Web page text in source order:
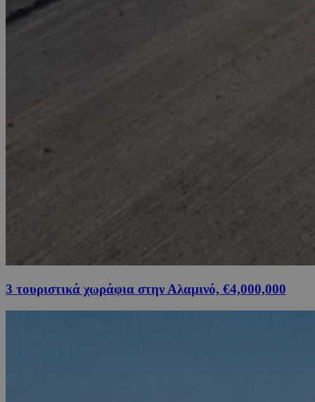
3 τουριστικά χωράφια στην Αλαμινό, €4,000,000